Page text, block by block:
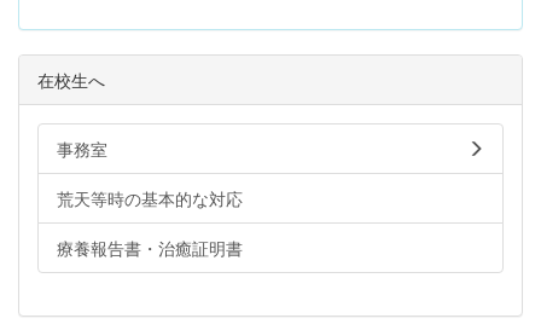
在校生へ
事務室
荒天等時の基本的な対応
療養報告書・治癒証明書